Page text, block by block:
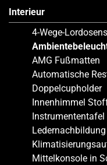
Interieur
4-Wege-
AMG Fußmatten
Automatische
Doppelcupholder
Innenhimmel
Mittelkonsole in